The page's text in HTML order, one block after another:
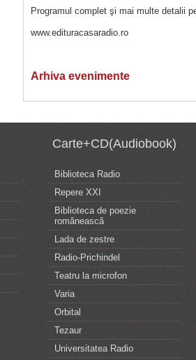
Programul complet şi mai multe detalii
www.edituracasaradio.ro
Arhiva evenimente
Carte+CD(Audiobook)
Biblioteca Radio
Repere XXI
Biblioteca de poezie
românească
Lada de zestre
Radio-Prichindel
Teatru la microfon
Varia
Orbital
Tezaur
Universitatea Radio